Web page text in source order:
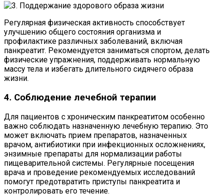
Регулярная физическая активность способствует
улучшению общего состояния организма и
профилактике различных заболеваний, включая
панкреатит. Рекомендуется заниматься спортом, делать
физические упражнения, поддерживать нормальную
массу тела и избегать длительного сидячего образа
жизни.
4. Соблюдение лечебной терапии
Для пациентов с хроническим панкреатитом особенно
важно соблюдать назначенную лечебную терапию. Это
может включать прием препаратов, назначенных
врачом, антибиотики при инфекционных осложнениях,
энзимные препараты для нормализации работы
пищеварительной системы. Регулярные посещения
врача и проведение рекомендуемых исследований
помогут предотвратить приступы панкреатита и
контролировать его течение.